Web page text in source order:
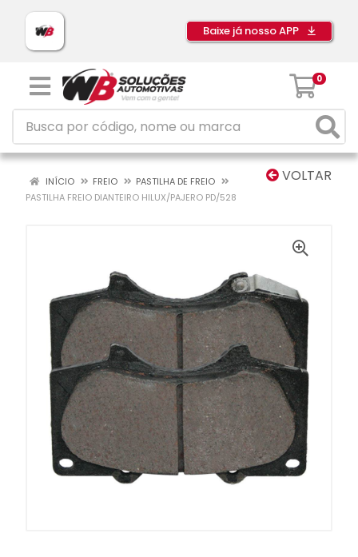
Baixe já nosso APP
0
VOLTAR
INÍCIO FREIO
PASTILHA DE FREIO
PASTILHA FREIO DIANTEIRO HILUX/PAJERO PD/528